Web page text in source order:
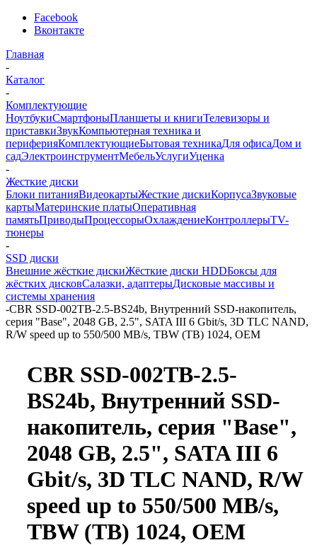
Facebook
Вконтакте
Главная
-
Каталог
-
Комплектующие
НоутбукиСмартфоныПланшеты и книгиТелевизоры и
приставкиЗвукКомпьютерная техника и
периферияКомплектующиеБытовая техникаДля офисаДом и
садЭлектроинструментМебельУслугиУценка
-
Жесткие диски
Блоки питанияВидеокартыЖесткие дискиКорпусаЗвуковые
картыМатеринские платыОперативная
памятьПриводыПроцессорыОхлаждениеКонтроллерыTV-
тюнеры
-
SSD диски
Внешние жёсткие дискиЖёсткие диски HDDБоксы для
жёстких дисковСалазки, адаптерыДисковые массивы и
системы хранения
-CBR SSD-002TB-2.5-BS24b, Внутренний SSD-накопитель,
серия "Base", 2048 GB, 2.5", SATA III 6 Gbit/s, 3D TLC NAND,
R/W speed up to 550/500 MB/s, TBW (TB) 1024, OEM
CBR SSD-002TB-2.5-
BS24b, Внутренний SSD-
накопитель, серия "Base",
2048 GB, 2.5", SATA III 6
Gbit/s, 3D TLC NAND, R/W
speed up to 550/500 MB/s,
TBW (TB) 1024, OEM